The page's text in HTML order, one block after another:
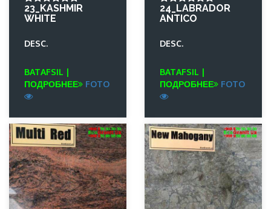
23_KASHMIR
WHITE
DESC.
BATAFSIL |
ПОДРОБНЕЕ
FOTO
24_LABRADOR
ANTICO
DESC.
BATAFSIL |
ПОДРОБНЕЕ
FOTO